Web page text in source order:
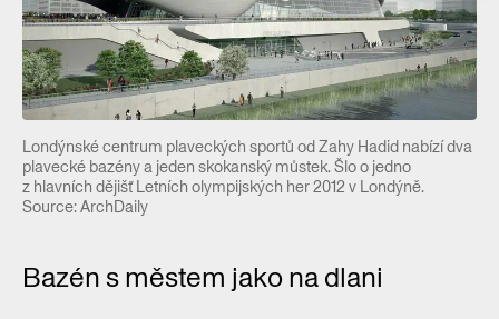
Londýnské centrum plaveckých sportů od Zahy Hadid nabízí dva
plavecké bazény a jeden skokanský můstek. Šlo o jedno
z hlavních dějišť Letních olympijských her 2012 v Londýně.
Source: ArchDaily
Bazén s městem jako na dlani